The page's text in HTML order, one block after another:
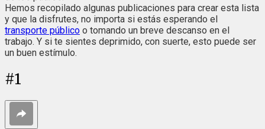
Hemos recopilado algunas publicaciones para crear esta lista
y que la disfrutes, no importa si estás esperando el
transporte público o tomando un breve descanso en el
trabajo. Y si te sientes deprimido, con suerte, esto puede ser
un buen estímulo.
#1